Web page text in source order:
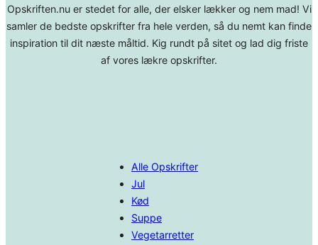
Opskriften.nu er stedet for alle, der elsker lækker og nem mad! Vi
samler de bedste opskrifter fra hele verden, så du nemt kan finde
inspiration til dit næste måltid. Kig rundt på sitet og lad dig friste
af vores lækre opskrifter.
Alle Opskrifter
Jul
Kød
Suppe
Vegetarretter